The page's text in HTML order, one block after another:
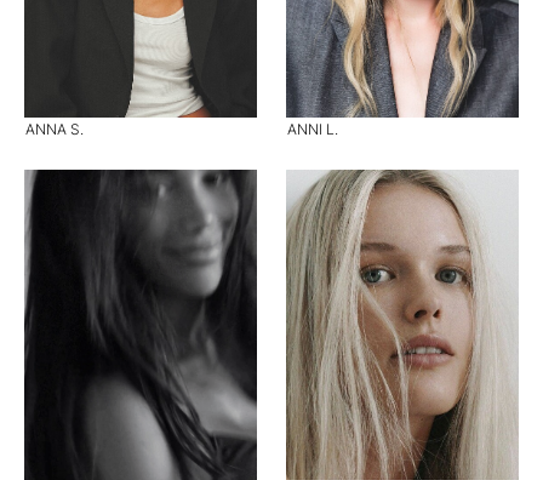
ANNA S. ANNI L.